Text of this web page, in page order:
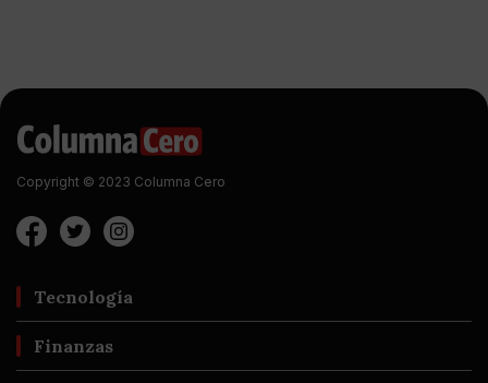
Copyright © 2023 Columna Cero
Tecnología
Finanzas